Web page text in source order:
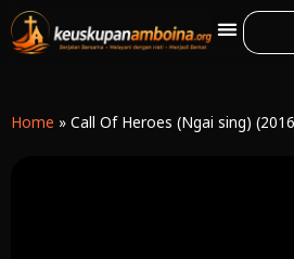
Home » Call Of Heroes (Ngai sing)